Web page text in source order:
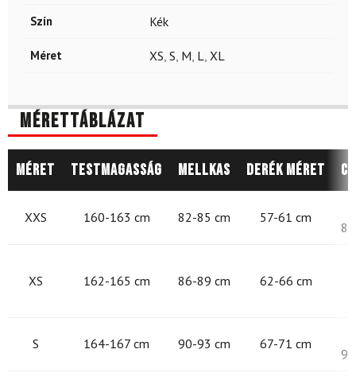
Szín Kék
Méret XS S M L XL
Mérettáblázat
Méret Testmagasság Mellkas Derék méret
XXS 160-163 cm 82-85 cm 57-61 cm
XS 162-165 cm 86-89 cm 62-66 cm
S 164-167 cm 90-93 cm 67-71 cm